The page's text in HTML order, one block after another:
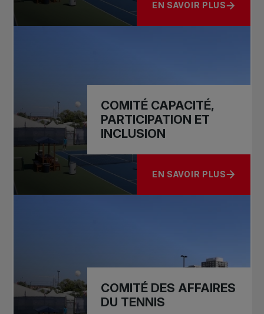
EN SAVOIR PLUS
À PROPOS DE COMITÉ
COMITÉ CAPACITÉ,
PARTICIPATION ET
INCLUSION
EN SAVOIR PLUS
À PROPOS DE COMITÉ
COMITÉ DES AFFAIRES
DU TENNIS